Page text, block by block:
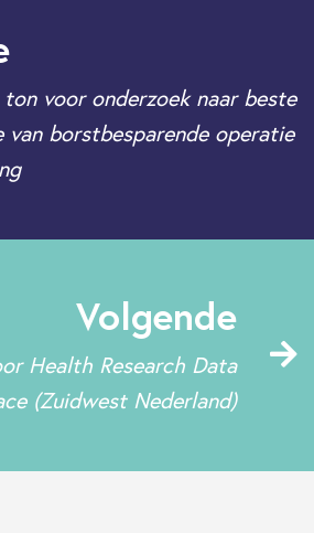
voor onderzoek naar beste
van borstbesparende operatie
Volgende
Health Research Data
(Zuidwest Nederland)